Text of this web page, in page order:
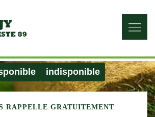
indisponible
RAPPELLE GRATUITEMENT